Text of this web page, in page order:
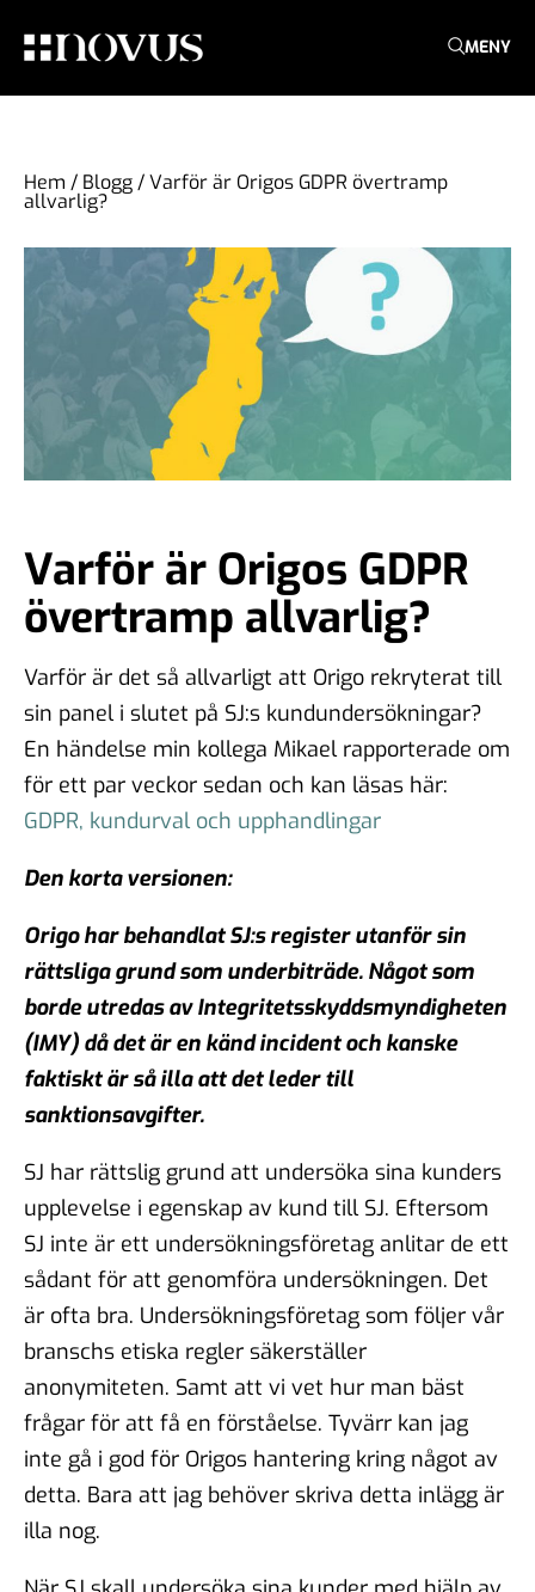
MENY
Hem / Blogg/Varför är Origos GDPR övertramp
allvarlig?
Varför är Origos GDPR
övertramp allvarlig?
Varför är det så allvarligt att Origo rekryterat till
sin panel i slutet på SJ:s kundundersökningar?
En händelse min kollega Mikael rapporterade om
för ett par veckor sedan och kan läsas här:
GDPR, kundurval och upphandlingar
Den korta versionen:
Origo har behandlat SJ:s register utanför sin
rättsliga grund som underbiträde. Något som
borde utredas av Integritetsskyddsmyndigheten
(IMY) då det är en känd incident och kanske
faktiskt är så illa att det leder till
sanktionsavgifter.
SJ har rättslig grund att undersöka sina kunders
upplevelse i egenskap av kund till SJ. Eftersom
SJ inte är ett undersökningsföretag anlitar de ett
sådant för att genomföra undersökningen. Det
är ofta bra. Undersökningsföretag som följer vår
branschs etiska regler säkerställer
anonymiteten. Samt att vi vet hur man bäst
frågar för att få en förståelse. Tyvärr kan jag
inte gå i god för Origos hantering kring något av
detta. Bara att jag behöver skriva detta inlägg är
illa nog.